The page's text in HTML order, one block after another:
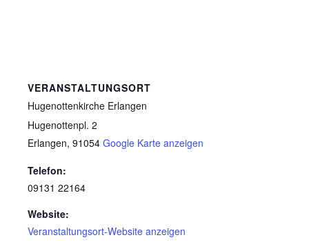
VERANSTALTUNGSORT
Hugenottenkirche Erlangen
Hugenottenpl. 2
Erlangen, 91054 Google Karte anzeigen
Telefon:
09131 22164
Website:
Veranstaltungsort-Website anzeigen